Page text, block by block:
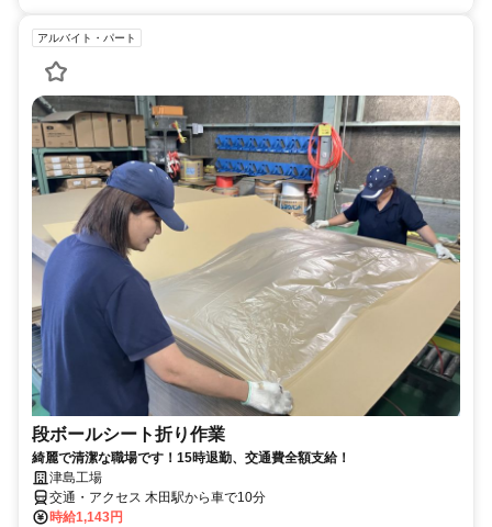
アルバイト・パート
段ボールシート折り作業
綺麗で清潔な職場です！15時退勤、交通費全額支給！
津島工場
交通・アクセス 木田駅から車で10分
時給1,143円